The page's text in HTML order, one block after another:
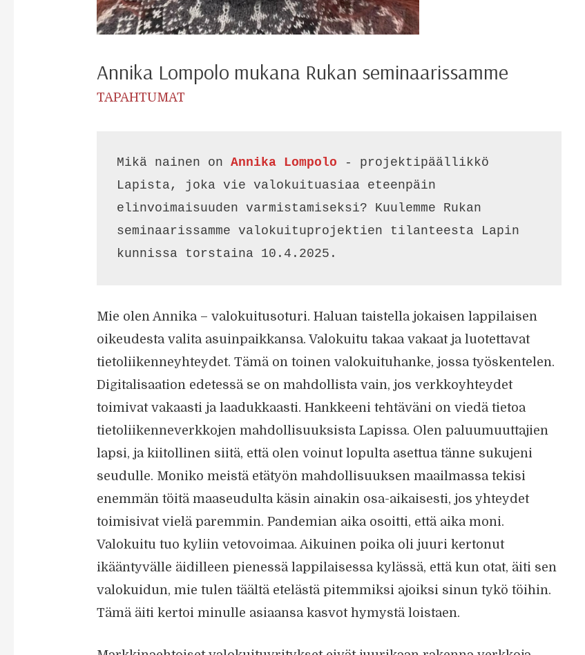
Annika Lompolo mukana Rukan seminaarissamme
TAPAHTUMAT
Mikä nainen on Annika Lompolo - projektipäällikkö
Lapista, joka vie valokuituasiaa eteenpäin
elinvoimaisuuden varmistamiseksi? Kuulemme Rukan
seminaarissamme valokuituprojektien tilanteesta Lapin
kunnissa torstaina 10.4.2025.
Mie olen Annika – valokuitusoturi. Haluan taistella jokaisen lappilaisen
oikeudesta valita asuinpaikkansa. Valokuitu takaa vakaat ja luotettavat
tietoliikenneyhteydet. Tämä on toinen valokuituhanke, jossa työskentelen.
Digitalisaation edetessä se on mahdollista vain, jos verkkoyhteydet
toimivat vakaasti ja laadukkaasti. Hankkeeni tehtäväni on viedä tietoa
tietoliikenneverkkojen mahdollisuuksista Lapissa. Olen paluumuuttajien
lapsi, ja kiitollinen siitä, että olen voinut lopulta asettua tänne sukujeni
seudulle. Moniko meistä etätyön mahdollisuuksen maailmassa tekisi
enemmän töitä maaseudulta käsin ainakin osa-aikaisesti, jos yhteydet
toimisivat vielä paremmin. Pandemian aika osoitti, että aika moni.
Valokuitu tuo kyliin vetovoimaa. Aikuinen poika oli juuri kertonut
ikääntyvälle äidilleen pienessä lappilaisessa kylässä, että kun otat, äiti sen
valokuidun, mie tulen täältä etelästä pitemmiksi ajoiksi sinun tykö töihin.
Tämä äiti kertoi minulle asiaansa kasvot hymystä loistaen.